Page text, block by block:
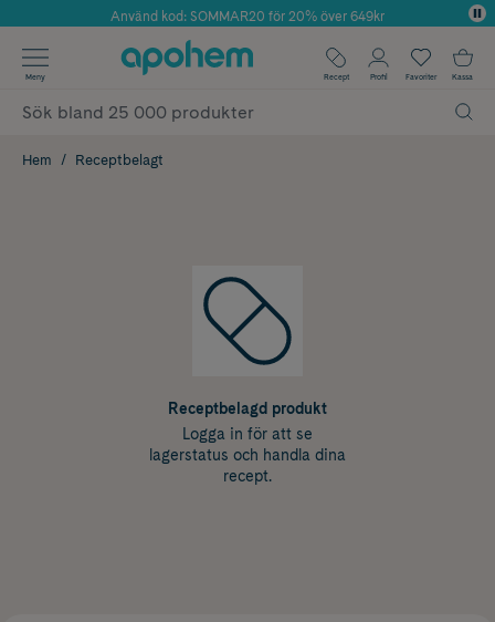
Årets Butik 2025 inom Skönhet
Använd kod: SOMMAR20 för 20% över 649kr
✓ Fri frakt
✓ Poäng på alla köp*
Meny Recept Profil Favoriter Kassa
Hem Receptbelagt
Receptbelagd produkt
Logga in för att se
lagerstatus och handla dina
recept.